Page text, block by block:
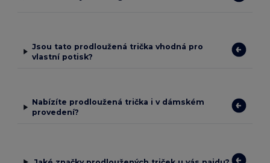
Jsou tato prodloužená trička vhodná pro
vlastní potisk?
Nabízíte prodloužená trička i v dámském
provedení?